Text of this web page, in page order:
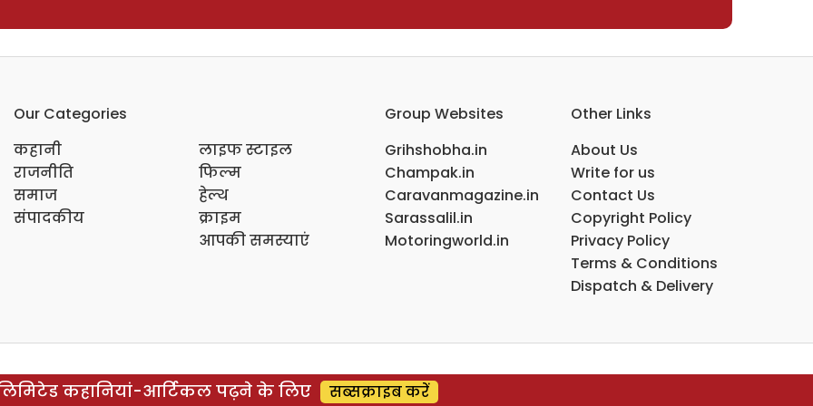
Our Categories
कहानी
राजनीति
समाज
संपादकीय
लाइफ स्टाइल
फिल्म
हेल्थ
क्राइम
आपकी समस्याएं
Group Websites
Grihshobha.in
Champak.in
Caravanmagazine.in
Sarassalil.in
Motoringworld.in
Other Links
About Us
Write for us
Contact Us
Copyright Policy
Privacy Policy
Terms & Conditions
Dispatch & Delivery
कहानियां-आर्टिकल पढ़ने के लिए सब्सक्राइब करें